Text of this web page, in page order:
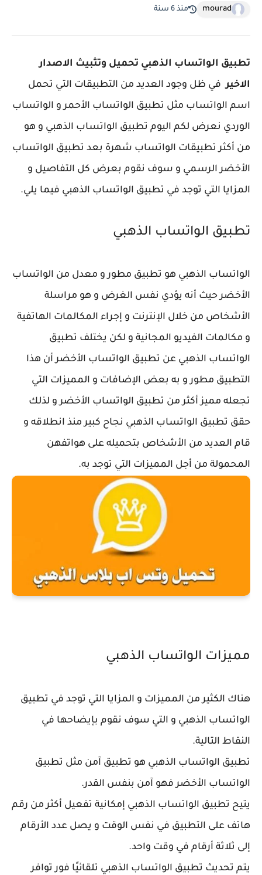
mourad منذ 6 سنة
تطبيق الواتساب الذهبي تحميل وتثبيث الاصدار
الاخيرفي ظل وجود العديد من التطبيقات التي تحمل
اسم الواتساب مثل تطبيق الواتساب الأحمر و الواتساب
الوردي نعرض لكم اليوم تطبيق الواتساب الذهبي و هو
من أكثر تطبيقات الواتساب شهرة بعد تطبيق الواتساب
الأخضر الرسمي و سوف نقوم بعرض كل التفاصيل و
المزايا التي توجد في تطبيق الواتساب الذهبي فيما يلي.
تطبيق الواتساب الذهبي
الواتساب الذهبي هو تطبيق مطور و معدل من الواتساب
الأخضر حيث أنه يؤدي نفس الغرض و هو مراسلة
الأشخاص من خلال الإنترنت و إجراء المكالمات الهاتفية
و مكالمات الفيديو المجانية و لكن يختلف تطبيق
الواتساب الذهبي عن تطبيق الواتساب الأخضر أن هذا
التطبيق مطور و به بعض الإضافات و المميزات التي
تجعله مميز أكثر من تطبيق الواتساب الأخضر و لذلك
حقق تطبيق الواتساب الذهبي نجاح كبير منذ انطلاقه و
قام العديد من الأشخاص بتحميله على هواتفهن
المحمولة من أجل المميزات التي توجد به.
مميزات الواتساب الذهبي
هناك الكثير من المميزات و المزايا التي توجد في تطبيق
الواتساب الذهبي و التي سوف نقوم بإيضاحها في
النقاط التالية.
تطبيق الواتساب الذهبي هو تطبيق آمن مثل تطبيق
الواتساب الأخضر فهو آمن بنفس القدر.
يتيح تطبيق الواتساب الذهبي إمكانية تفعيل أكثر من رقم
هاتف على التطبيق في نفس الوقت و يصل عدد الأرقام
إلى ثلاثة أرقام في وقت واحد.
يتم تحديث تطبيق الواتساب الذهبي تلقائيًا فور توافر